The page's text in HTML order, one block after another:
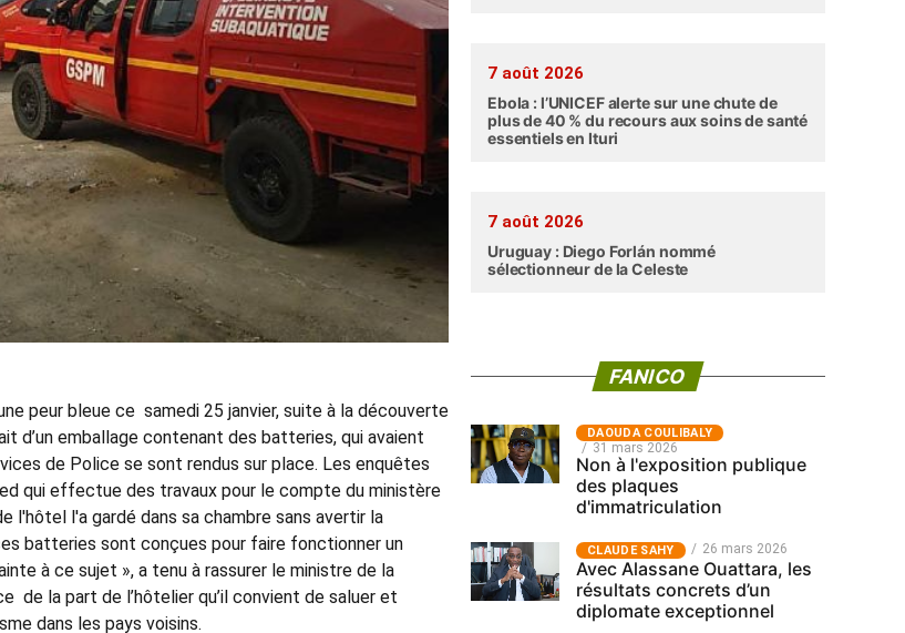
peur bleue ce samedi 25 janvier, suite à la découverte
d’un emballage contenant des batteries, qui avaient
de Police se sont rendus sur place. Les enquêtes
qui effectue des travaux pour le compte du ministère
l'hôtel l'a gardé dans sa chambre sans avertir la
batteries sont conçues pour faire fonctionner un
à ce sujet », a tenu à rassurer le ministre de la
de la part de l’hôtelier qu’il convient de saluer et
dans les pays voisins.
7 août 2026
Ebola : l’UNICEF alerte sur une chute de
plus de 40 % du recours aux soins de santé
essentiels en Ituri
7 août 2026
Uruguay : Diego Forlán nommé
sélectionneur de la Celeste
FANICO
‎DAOUDA COULIBALY
31 mars 2026
Non à l'exposition publique
des plaques
d'immatriculation
CLAUDE SAHY 26 mars 2026
Avec Alassane Ouattara, les
résultats concrets d’un
diplomate exceptionnel